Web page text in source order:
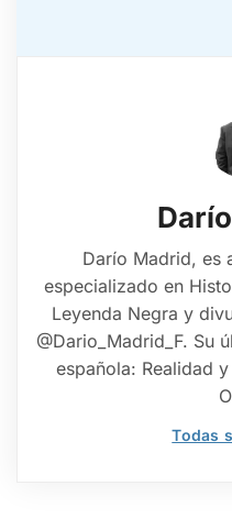
Darío Madrid, es
especializado en
Leyenda Negra y
@Dario_Madrid_F. Su
española: Realidad
Todas